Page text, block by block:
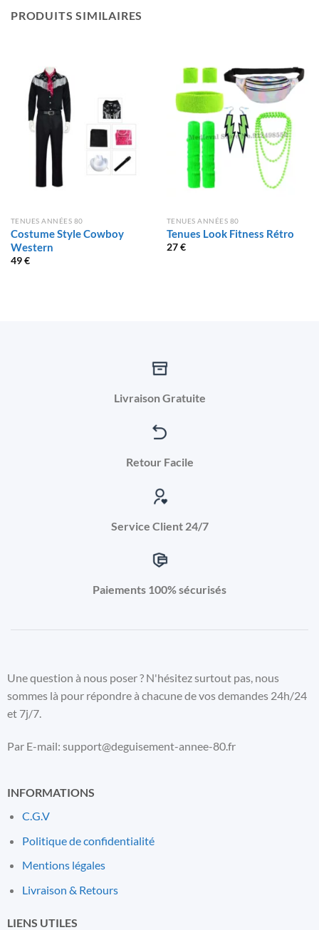
PRODUITS SIMILAIRES
TENUES ANNÉES 80
Costume Style Cowboy
Western
49€
TENUES ANNÉES 80
Tenues Look Fitness Rétro
27€
Livraison Gratuite
Retour Facile
Service Client 24/7
Paiements 100% sécurisés
Une question à nous poser ? N'hésitez surtout pas, nous
sommes là pour répondre à chacune de vos demandes 24h/24
et 7j/7.
Par E-mail: support@deguisement-annee-80.fr
INFORMATIONS
C.G.V
Politique de confidentialité
Mentions légales
Livraison & Retours
LIENS UTILES